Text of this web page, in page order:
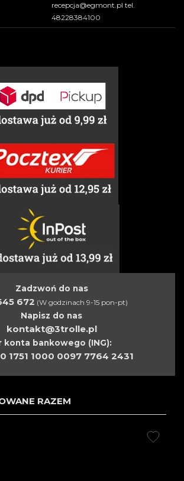
recepcja@egmont.pl tel.
48228384100
Zadzwoń do nas
672 (W godzinach 9-15 pon-pt)
Napisz do nas
kontakt@3trolle.pl
konta bankowego (ING):
1751 1000 0097 7764 2431
RAZEM